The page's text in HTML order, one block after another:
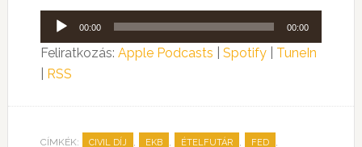
Audió
lejátszó
00:00 00:00
Feliratkozás: Apple Podcasts Spotify| TuneIn
RSS
CÍMKÉK: CIVIL DÍJ , EKB , ÉTELFUTÁR , FED ,